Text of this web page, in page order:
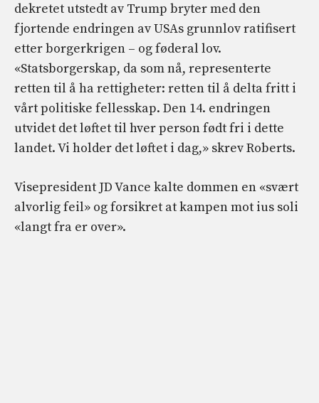
dekretet utstedt av Trump bryter med den
fjortende endringen av USAs grunnlov ratifisert
etter borgerkrigen – og føderal lov.
«Statsborgerskap, da som nå, representerte
retten til å ha rettigheter: retten til å delta fritt i
vårt politiske fellesskap. Den 14. endringen
utvidet det løftet til hver person født fri i dette
landet. Vi holder det løftet i dag,» skrev Roberts.
Visepresident JD Vance kalte dommen en «svært
alvorlig feil» og forsikret at kampen mot ius soli
«langt fra er over».